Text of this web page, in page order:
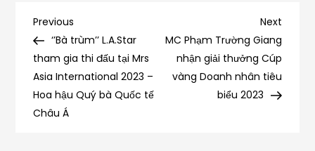
hậu
Quý
bà
Châu
Điều
hướng
bài
Previous
Post
Previous
‘’Bà trùm’’ L.A.Star
tham gia thi đấu tại Mrs
Asia International 2023 –
Hoa hậu Quý bà Quốc tế
Châu Á
Next
Post
Next
MC Phạm Trường Giang
nhận giải thưởng Cúp
vàng Doanh nhân tiêu
biểu 2023